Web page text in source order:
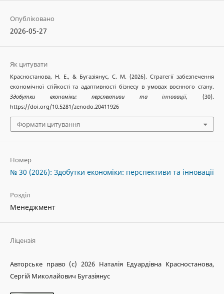
Опубліковано
2026-05-27
Як цитувати
Красностанова, Н. Е., & Бугазіянус, С. М. (2026). Стратегії забезпечення
економічної стійкості та адаптивності бізнесу в умовах воєнного стану.
Здобутки економіки: перспективи та інновації, (30).
https://doi.org/10.5281/zenodo.20411926
Формати цитування
Номер
№ 30 (2026): Здобутки економіки: перспективи та інновації
Розділ
Менеджмент
Ліцензія
Авторське право (c) 2026 Наталія Едуардівна Красностанова,
Сергій Миколайович Бугазіянус